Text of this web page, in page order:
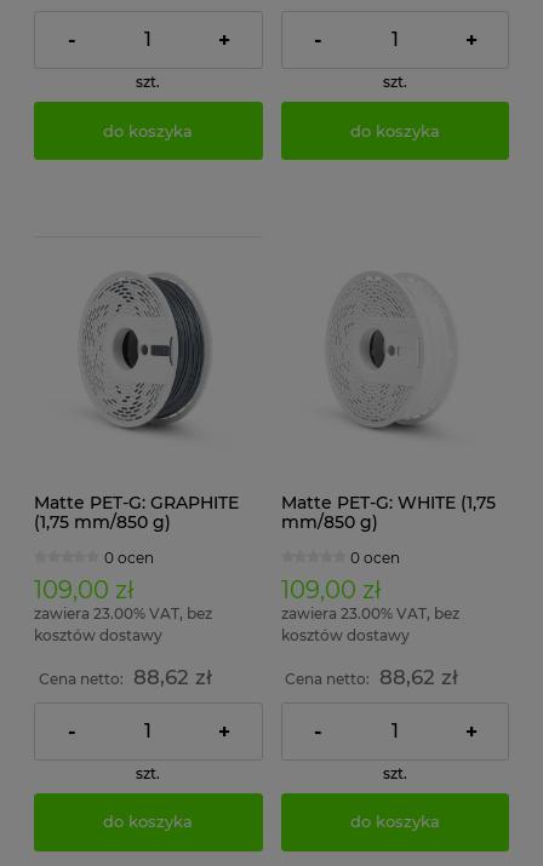
- +
szt.
do koszyka
- +
szt.
do koszyka
Matte PET-G: GRAPHITE
(1,75 mm/850 g)
0 ocen
109,00 zł
zawiera 23.00% VAT, bez
kosztów dostawy
Cena netto: 88,62 zł
- +
szt.
do koszyka
Matte PET-G: WHITE (1,75
mm/850 g)
0 ocen
109,00 zł
zawiera 23.00% VAT, bez
kosztów dostawy
Cena netto: 88,62 zł
- +
szt.
do koszyka